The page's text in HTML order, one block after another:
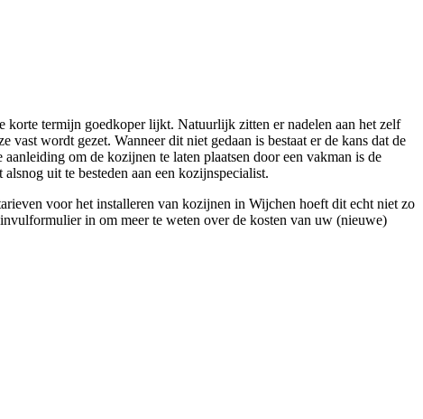
termijn goedkoper lijkt. Natuurlijk zitten er nadelen aan het zelf
wordt gezet. Wanneer dit niet gedaan is bestaat er de kans dat de
om de kozijnen te laten plaatsen door een vakman is de
uit te besteden aan een kozijnspecialist.
voor het installeren van kozijnen in Wijchen hoeft dit echt niet zo
in om meer te weten over de kosten van uw (nieuwe)